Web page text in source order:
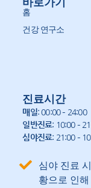
홈
건강 연구소
진료시간
매일: 00:00 – 24:00
일반진료: 10:00 –
심야진료: 21:00 –
심야 진료
황으로 인